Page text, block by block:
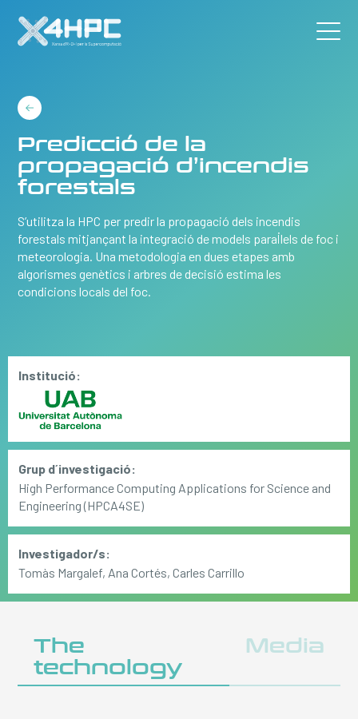
Predicció de la
propagació d’incendis
forestals
S’utilitza la HPC per predir la propagació dels incendis
forestals mitjançant la integració de models paral·lels de foc i
meteorologia. Una metodologia en dues etapes amb
algorismes genètics i arbres de decisió estima les
condicions locals del foc.
Institució:
Grup d´investigació:
High Performance Computing Applications for Science and
Engineering (HPCA4SE)
Investigador/s:
Tomàs Margalef, Ana Cortés, Carles Carrillo
The
technology
Media